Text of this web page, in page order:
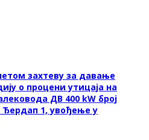
захтеву за давање
о процени утицаја на
ДВ 400 kW број
1, увођење у